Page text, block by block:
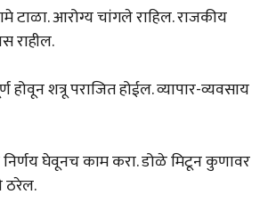
टाळा. आरोग्य चांगले राहिल. राजकीय
राहील.
होवून शत्रू पराजित होईल. व्यापार-व्यवसाय
निर्णय घेवूनच काम करा. डोळे मिटून कुणावर
ठरेल.